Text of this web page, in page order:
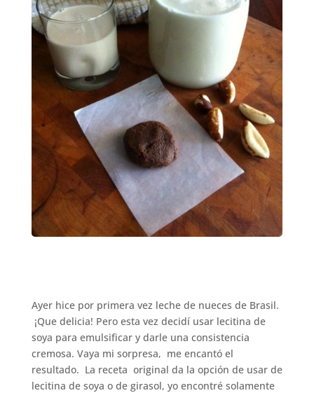
Ayer hice por primera vez leche de nueces de Brasil.
¡Que delicia! Pero esta vez decidí usar lecitina de
soya para emulsificar y darle una consistencia
cremosa. Vaya mi sorpresa, me encantó el
resultado. La receta original da la opción de usar de
lecitina de soya o de girasol, yo encontré solamente